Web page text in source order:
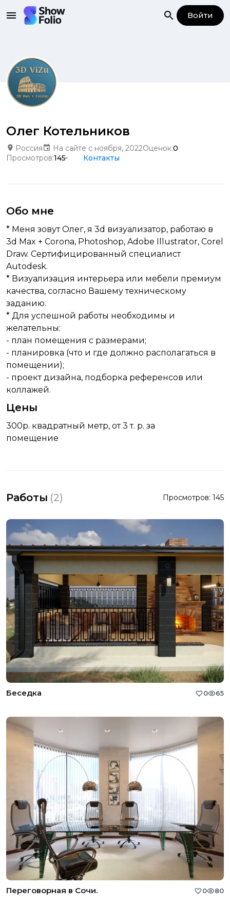
Войти
Олег Котельников
Россия На сайте с ноября, 2022Оценок:0
Просмотров:145 Контакты
Обо мне
* Меня зовут Олег, я 3d визуализатор, работаю в
3d Max + Corona, Photoshop, Adobe Illustrator, Corel
Draw. Cертифицированный специалист
Autodesk.
* Визуализация интерьера или мебели премиум
качества, согласно Вашему техническому
заданию.
* Для успешной работы необходимы и
желательны:
- план помещения с размерами;
- планировка (что и где должно располагаться в
помещении);
- проект дизайна, подборка референсов или
коллажей.
Цены
300р. квадратный метр, от 3 т. р. за
помещение
Работы (2) Просмотров: 145
Беседка 0 65
Переговорная в Сочи. 0 80